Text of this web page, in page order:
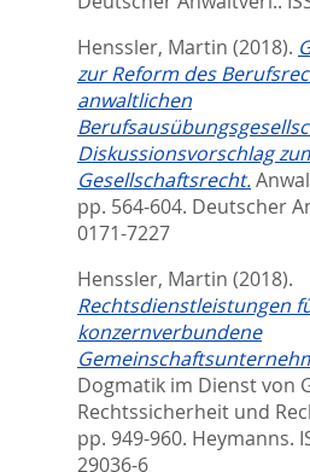
Henssler, Martin (2018).
zur Reform des
anwaltlichen
Diskussionsvorschlag
Gesellschaftsrecht.
pp. 564-604. Deutscher
0171-7227
Henssler, Martin (2018).
Rechtsdienstleistungen
konzernverbundene
Dogmatik im Dienst von
Rechtssicherheit und
pp. 949-960. Heymanns.
29036-6